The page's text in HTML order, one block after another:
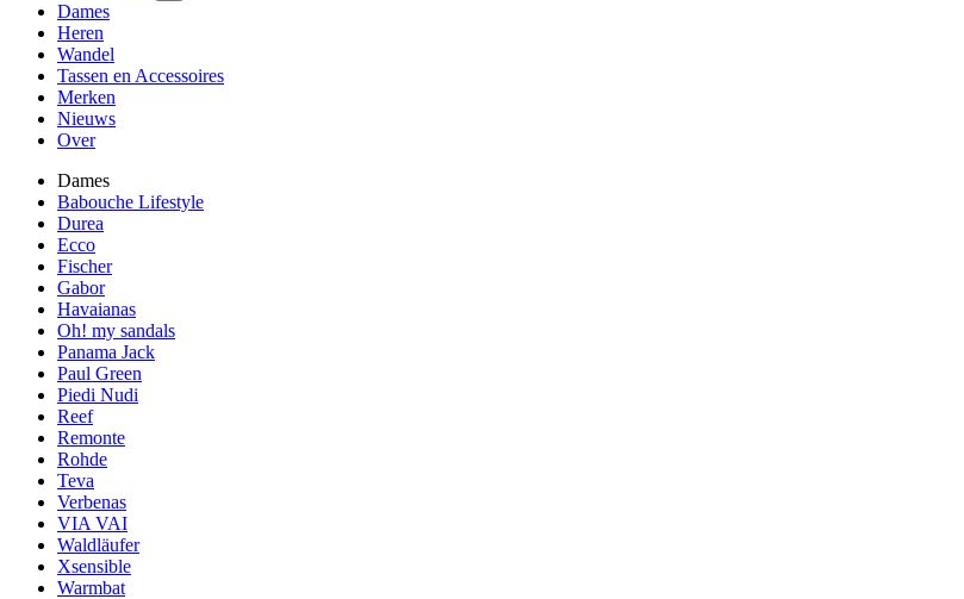
Dames
Heren
Wandel
Tassen en Accessoires
Merken
Nieuws
Over
Dames
Babouche Lifestyle
Durea
Ecco
Fischer
Gabor
Havaianas
Oh! my sandals
Panama Jack
Paul Green
Piedi Nudi
Reef
Remonte
Rohde
Teva
Verbenas
VIA VAI
Waldläufer
Xsensible
Warmbat